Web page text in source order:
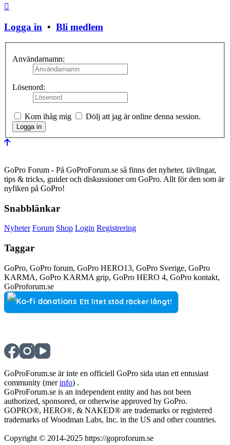
Logga in • Bli medlem
Användarnamn:
Lösenord:
Kom ihåg mig Dölj att jag är online denna session.
GoPro Forum - På GoProForum.se så finns det nyheter, tävlingar,
tips & tricks, guider och diskussioner om GoPro. Allt för den som är
nyfiken på GoPro!
Snabblänkar
Nyheter Forum Shop Login Registrering
Taggar
GoPro, GoPro forum, GoPro HERO13, GoPro Sverige, GoPro
KARMA, GoPro KARMA grip, GoPro HERO 4, GoPro kontakt,
GoProforum.se
Ett litet stöd räcker långt!
GoProForum.se är inte en officiell GoPro sida utan ett entusiast
community (merinfo) .
GoProForum.se is an independent entity and has not been
authorized, sponsored, or otherwise approved by GoPro.
GOPRO®, HERO®, & NAKED® are trademarks or registered
trademarks of Woodman Labs, Inc. in the US and other countries.
Copyright © 2014-2025 https://goproforum.se